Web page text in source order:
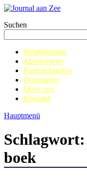
Zum
springen
Journal aan Zee
Suchen
Blogbeiträge
Abonnieren
Podcastarchiv
Programm
Über uns
Kontakt
Hauptmenü
Schlagwort:
boek